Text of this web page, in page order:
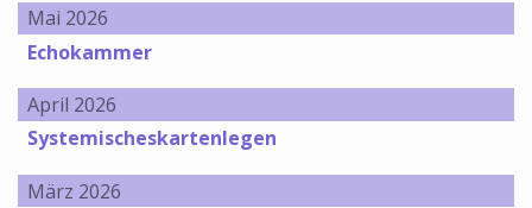
Mai 2026
Echokammer
April 2026
Systemischeskartenlegen
März 2026